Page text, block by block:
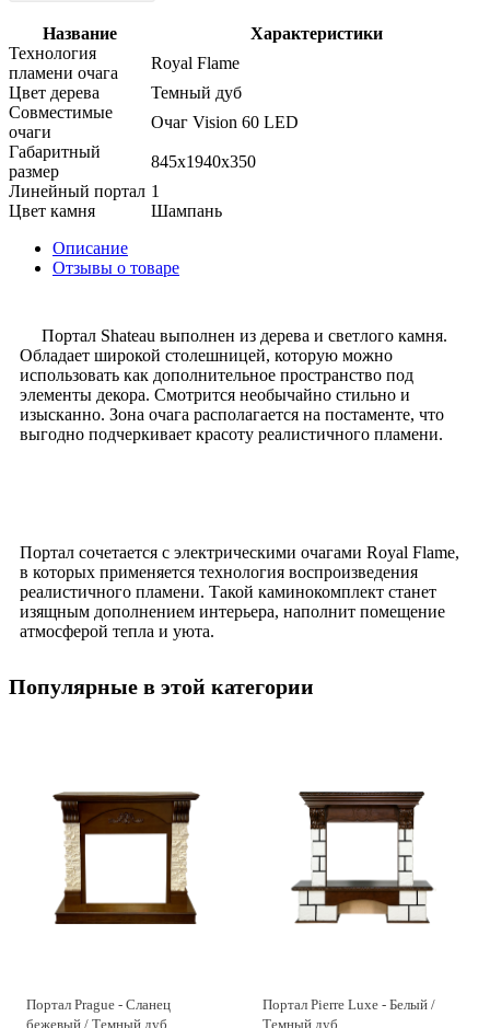
Название
Характеристики
Технология
пламени очага
Royal Flame
Цвет дерева
Темный дуб
Совместимые
очаги
Очаг Vision 60 LED
Габаритный
размер
845x1940x350
Линейный портал 1
Цвет камня
Шампань
Описание
Отзывы о товаре
Портал Shateau выполнен из дерева и светлого камня.
Обладает широкой столешницей, которую можно
использовать как дополнительное пространство под
элементы декора. Смотрится необычайно стильно и
изысканно. Зона очага располагается на постаменте, что
выгодно подчеркивает красоту реалистичного пламени.
Портал сочетается с электрическими очагами Royal Flame,
в которых применяется технология воспроизведения
реалистичного пламени. Такой каминокомплект станет
изящным дополнением интерьера, наполнит помещение
атмосферой тепла и уюта.
Популярные в этой категории
Портал Prague - Сланец
бежевый / Темный дуб
Портал Pierre Luxe - Белый /
Темный дуб